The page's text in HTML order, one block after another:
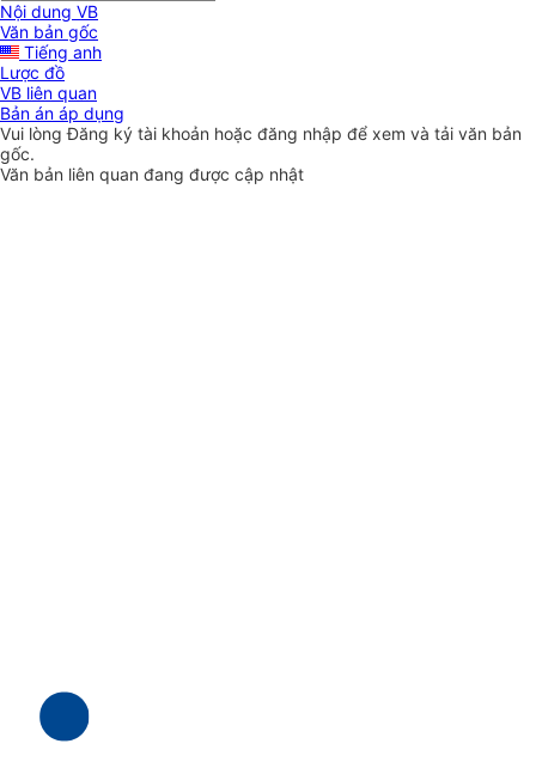
Nội dung VB
Văn bản gốc
Tiếng anh
Lược đồ
VB liên quan
Bản án áp dụng
Vui lòngĐăng ký tài khoản hoặc đăng nhập để xem và tải văn bản
gốc.
Văn bản liên quan đang được cập nhật